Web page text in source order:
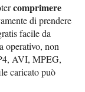
comprimere
di prendere
facile da
operativo, non
AVI, MPEG,
caricato può